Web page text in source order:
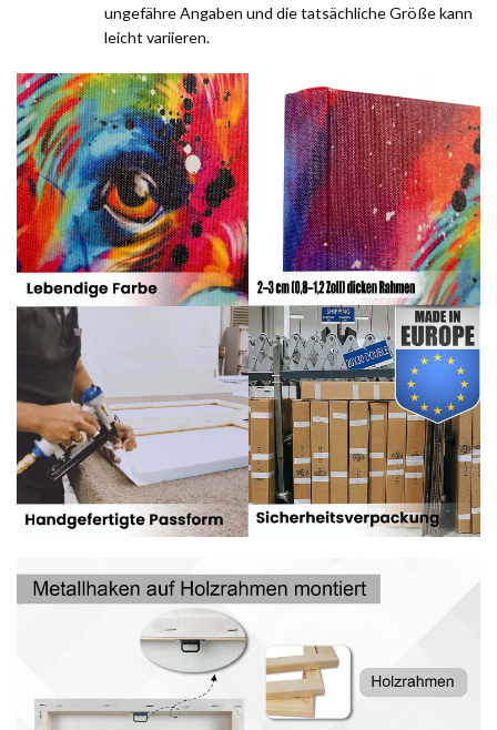
ungefähre Angaben und die tatsächliche Größe kann
leicht variieren.